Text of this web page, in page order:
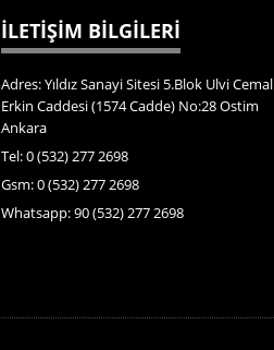
İLETİŞİM BİLGİLERİ
Adres: Yıldız Sanayi Sitesi 5.Blok Ulvi Cemal
Erkin Caddesi (1574 Cadde) No:28 Ostim
Ankara
Tel: 0 (532) 277 2698
Gsm: 0 (532) 277 2698
Whatsapp: 90 (532) 277 2698